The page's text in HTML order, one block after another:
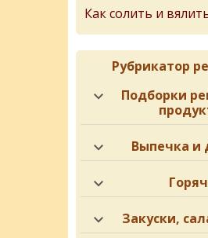
Как солить и
Рубрикатор
Подборки
Выпечка и
Закуски,